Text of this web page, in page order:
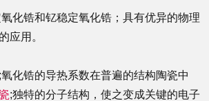
化锆和钇稳定氧化锆；具有优异的物理
应用。
化锆的导热系数在普遍的结构陶瓷中
;独特的分子结构，使之变成关键的电子